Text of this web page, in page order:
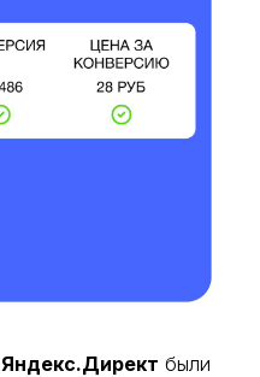
Яндекс.Директ были